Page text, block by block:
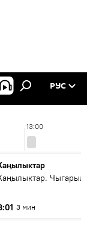
РУС
13:00
3 мин